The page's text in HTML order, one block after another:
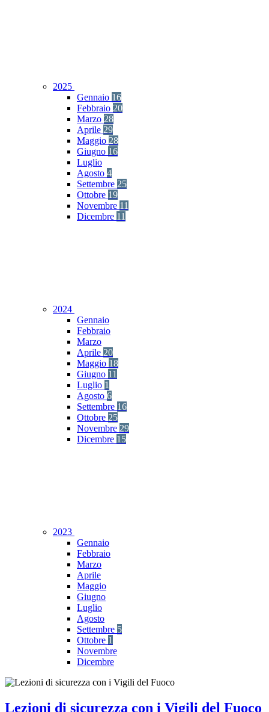
2025
Gennaio 16
Febbraio 20
Marzo 28
Aprile 29
Maggio 28
Giugno 16
Luglio
Agosto 4
Settembre 25
Ottobre 19
Novembre 11
Dicembre 11
2024
Gennaio
Febbraio
Marzo
Aprile 20
Maggio 18
Giugno 11
Luglio 1
Agosto 6
Settembre 16
Ottobre 25
Novembre 29
Dicembre 15
2023
Gennaio
Febbraio
Marzo
Aprile
Maggio
Giugno
Luglio
Agosto
Settembre 5
Ottobre 1
Novembre
Dicembre
Lezioni di sicurezza con i Vigili del Fuoco